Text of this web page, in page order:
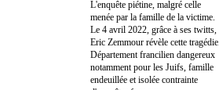
L'enquête piétine, malgré celle
menée par la famille de la victime.
Le 4 avril 2022, grâce à ses twitts,
Eric Zemmour révèle cette tragédie.
Département francilien dangereux
notamment pour les Juifs, famille
endeuillée et isolée contrainte